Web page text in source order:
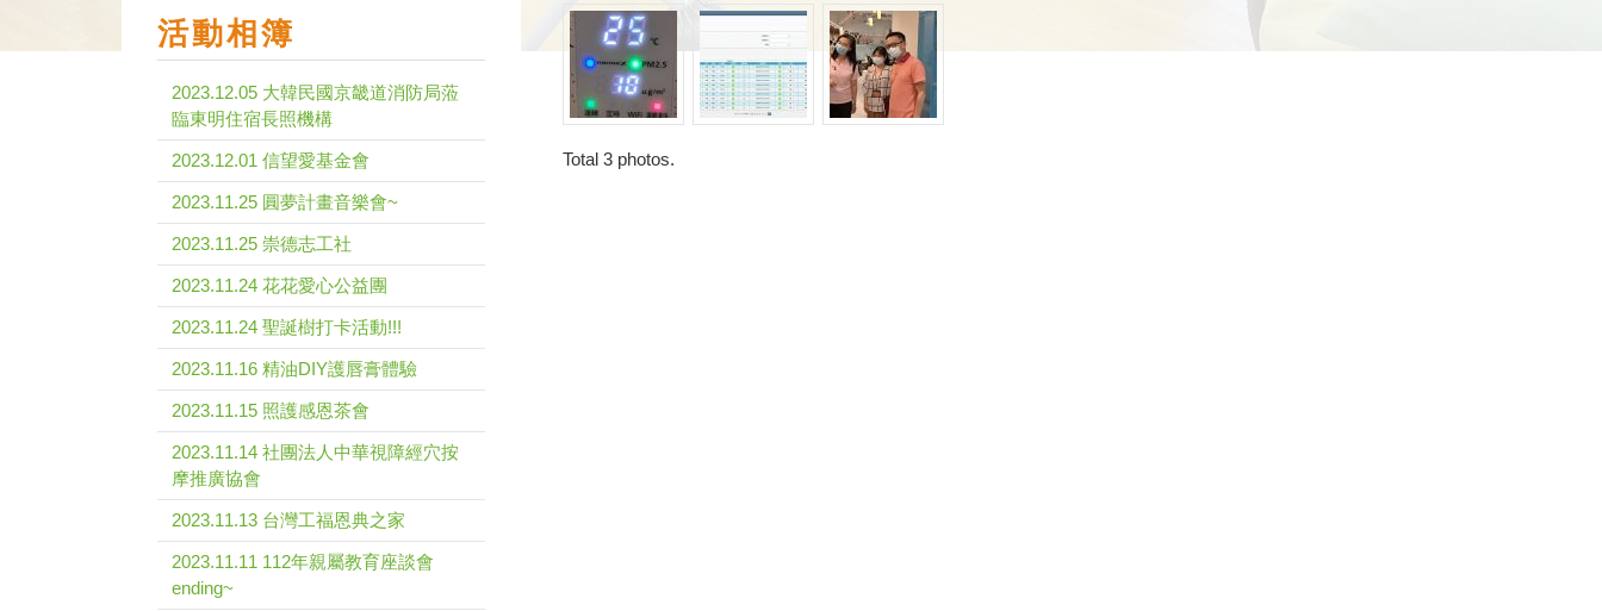
Total 3 photos.
活動相簿
2023.12.05 大韓民國京畿道消防局蒞
臨東明住宿長照機構
2023.12.01 信望愛基金會
2023.11.25 圓夢計畫音樂會~
2023.11.25 崇德志工社
2023.11.24 花花愛心公益團
2023.11.24 聖誕樹打卡活動!!!
2023.11.16 精油DIY護唇膏體驗
2023.11.15 照護感恩茶會
2023.11.14 社團法人中華視障經穴按
摩推廣協會
2023.11.13 台灣工福恩典之家
2023.11.11 112年親屬教育座談會
ending~